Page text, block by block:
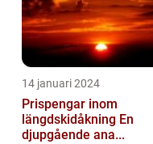
14 januari 2024
Prispengar inom
längdskidåkning En
djupgående ana...